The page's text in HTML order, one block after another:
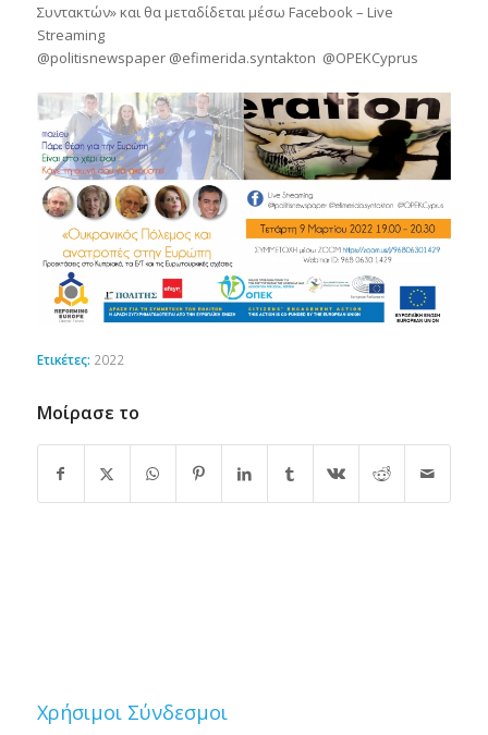
Συντακτών» και θα μεταδίδεται μέσω Facebook – Live
Streaming
@politisnewspaper @efimerida.syntakton @OPEKCyprus
Ετικέτες: 2022
Μοίρασε το
Χρήσιμοι Σύνδεσμοι